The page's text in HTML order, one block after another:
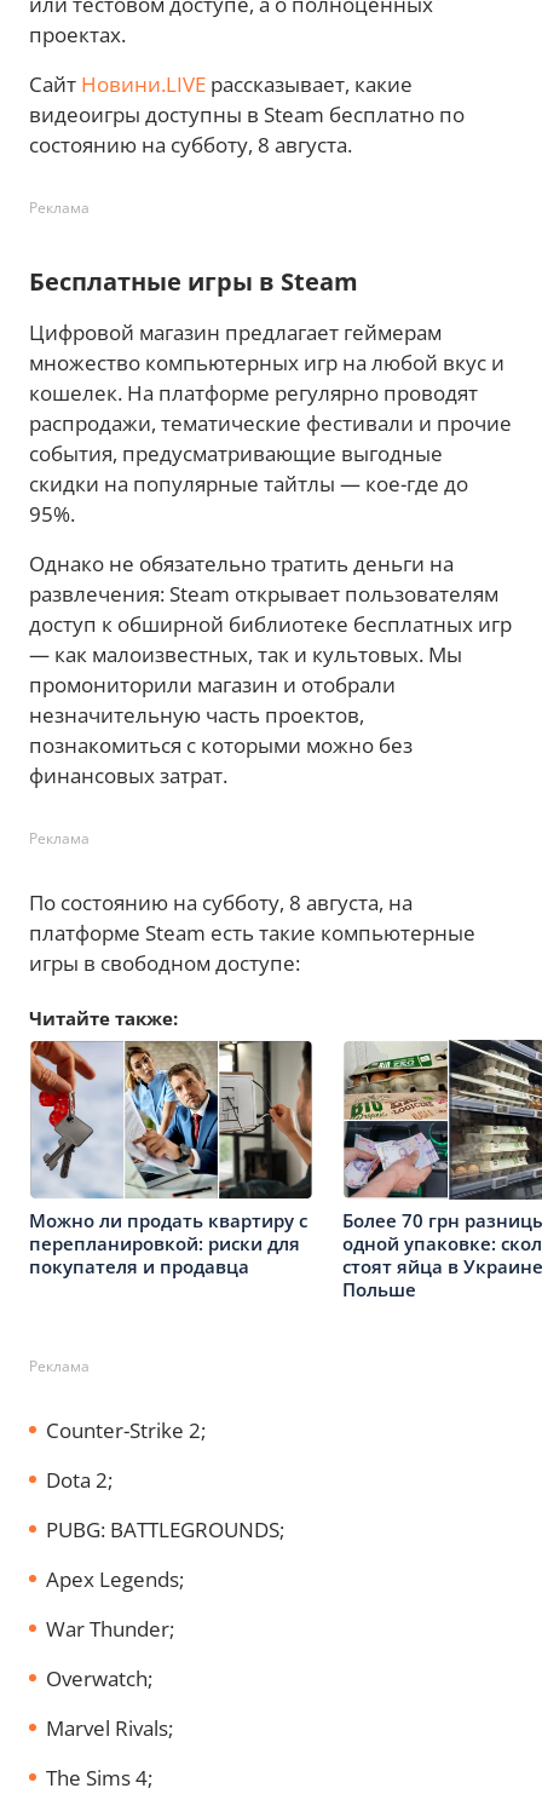
проектах.
Сайт Новини.LIVE рассказывает, какие
видеоигры доступны в Steam бесплатно по
состоянию на субботу, 8 августа.
Реклама
Бесплатные игры в Steam
Цифровой магазин предлагает геймерам
множество компьютерных игр на любой вкус и
кошелек. На платформе регулярно проводят
распродажи, тематические фестивали и прочие
события, предусматривающие выгодные
скидки на популярные тайтлы — кое-где до
95%.
Однако не обязательно тратить деньги на
развлечения: Steam открывает пользователям
доступ к обширной библиотеке бесплатных игр
— как малоизвестных, так и культовых. Мы
промониторили магазин и отобрали
незначительную часть проектов,
познакомиться с которыми можно без
финансовых затрат.
Реклама
По состоянию на субботу, 8 августа, на
платформе Steam есть такие компьютерные
игры в свободном доступе:
Читайте также:
Можно ли продать квартиру с
перепланировкой: риски для
покупателя и продавца
Более 70 грн
одной упаковке:
стоят яйца в
Польше
Реклама
Counter-Strike 2;
Dota 2;
PUBG: BATTLEGROUNDS;
Apex Legends;
War Thunder;
Overwatch;
Marvel Rivals;
The Sims 4;